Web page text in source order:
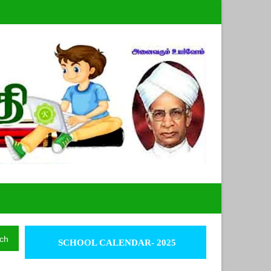
SCHOOL CALENDAR- 2025